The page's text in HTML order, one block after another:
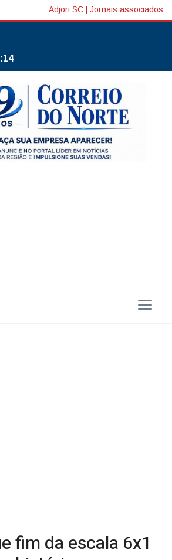
Adjori SC Jornais associados
fim da escala 6x1